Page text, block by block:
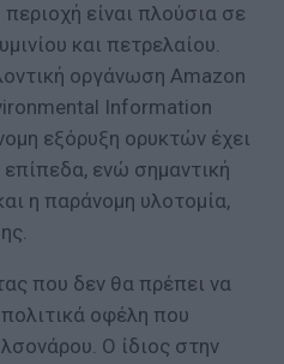
είναι πλούσια σε
και πετρελαίου.
οργάνωση Amazon
Information
εξόρυξη ορυκτών έχει
ενώ σημαντική
η παράνομη υλοτομία,
που δεν θα πρέπει να
οφέλη που
Ο ίδιος στην